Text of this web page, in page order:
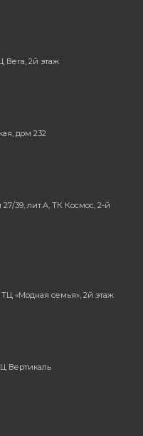
Вега, 2й этаж
дом 232
27/39, лит.А, ТК Космос, 2-й
ТЦ «Модная семья», 2й этаж
Вертикаль